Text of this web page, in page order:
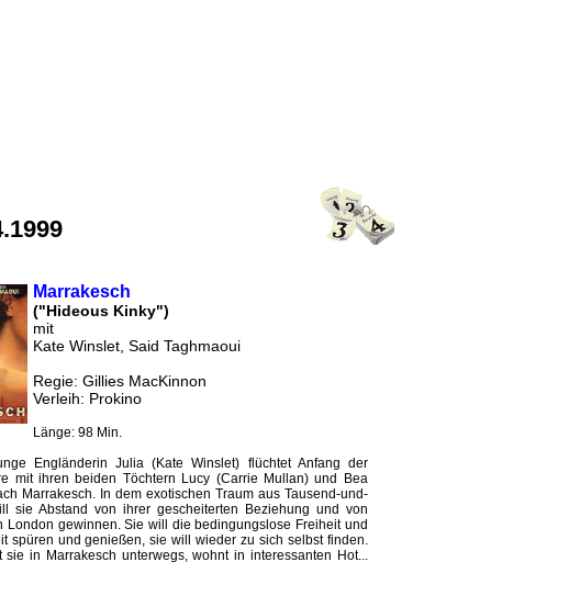
Marrakesch
("Hideous Kinky")
mit
Kate Winslet, Said Taghmaoui
Regie: Gillies MacKinnon
Verleih: Prokino
Länge: 98 Min.
Engländerin Julia (Kate Winslet) flüchtet Anfang der
mit ihren beiden Töchtern Lucy (Carrie Mullan) und Bea
Marrakesch. In dem exotischen Traum aus Tausend-und-
sie Abstand von ihrer gescheiterten Beziehung und von
London gewinnen. Sie will die bedingungslose Freiheit und
spüren und genießen, sie will wieder zu sich selbst finden.
sie in Marrakesch unterwegs, wohnt in interessanten Hot...